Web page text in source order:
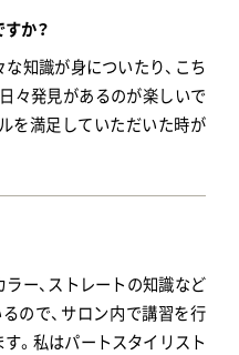
か？
知識が身についたり、こち
々発見があるのが楽しいで
を満足していただいた時が
ー、ストレートの知識など
ので、サロン内で講習を行
。私はパートスタイリスト